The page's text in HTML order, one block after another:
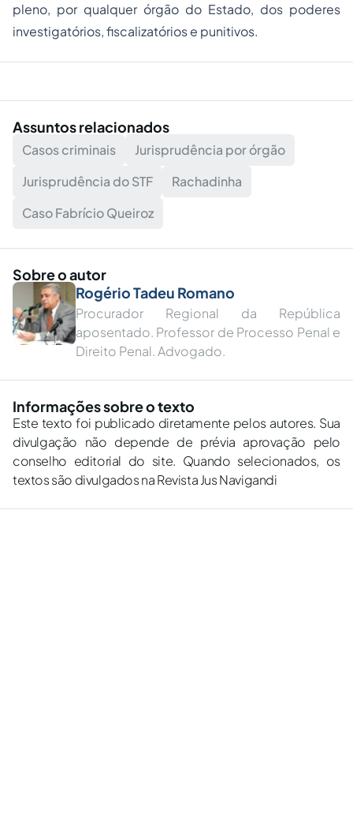
pleno, por qualquer órgão do Estado, dos poderes
investigatórios, fiscalizatórios e punitivos.
Assuntos relacionados
Casos criminais
Jurisprudência por órgão
Jurisprudência do STF
Rachadinha
Caso Fabrício Queiroz
Sobre o autor
Rogério Tadeu Romano
Procurador Regional da República
aposentado. Professor de Processo Penal e
Direito Penal. Advogado.
Informações sobre o texto
Este texto foi publicado diretamente pelos autores. Sua
divulgação não depende de prévia aprovação pelo
conselho editorial do site. Quando selecionados, os
textos são divulgados na Revista Jus Navigandi